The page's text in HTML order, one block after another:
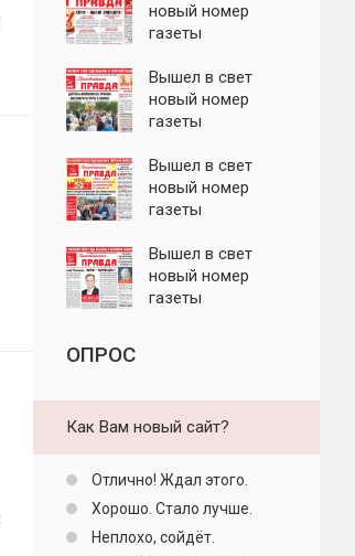
новый номер
газеты
правда"
Вышел в свет
новый номер
газеты
правда"
Вышел в свет
новый номер
газеты
правда"
Вышел в свет
новый номер
газеты
ОПРОС
Как Вам новый сайт?
Отлично! Ждал этого.
Хорошо. Стало лучше.
Неплохо, сойдёт.